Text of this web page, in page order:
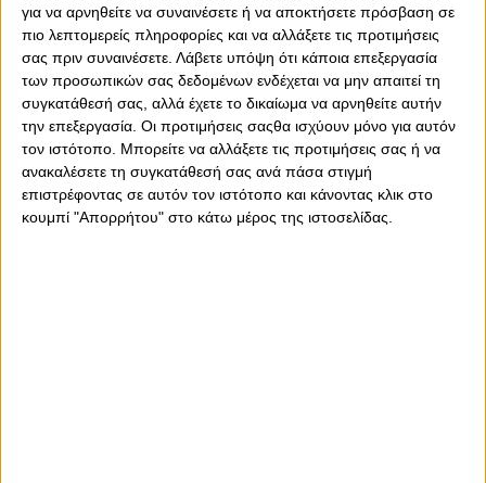
για να αρνηθείτε να συναινέσετε ή να αποκτήσετε πρόσβαση σε
πιο λεπτομερείς πληροφορίες και να αλλάξετε τις προτιμήσεις
σας πριν συναινέσετε. Λάβετε υπόψη ότι κάποια επεξεργασία
των προσωπικών σας δεδομένων ενδέχεται να μην απαιτεί τη
συγκατάθεσή σας, αλλά έχετε το δικαίωμα να αρνηθείτε αυτήν
την επεξεργασία. Οι προτιμήσεις σαςθα ισχύουν μόνο για αυτόν
τον ιστότοπο. Μπορείτε να αλλάξετε τις προτιμήσεις σας ή να
ανακαλέσετε τη συγκατάθεσή σας ανά πάσα στιγμή
επιστρέφοντας σε αυτόν τον ιστότοπο και κάνοντας κλικ στο
κουμπί "Απορρήτου" στο κάτω μέρος της ιστοσελίδας.
0 0
Ο Ολυμπιακός έμαθε και τους πιθανούς αντιπάλους του
στο Conference League, μετά και την κλήρωση του